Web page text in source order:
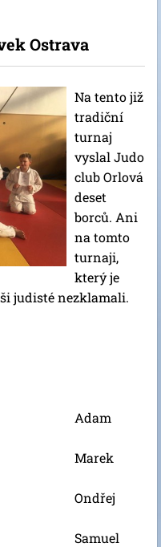
Ostrava
Na tento již
tradiční
turnaj
vyslal Judo
club Orlová
deset
borců. Ani
na tomto
turnaji,
který je
judisté nezklamali.